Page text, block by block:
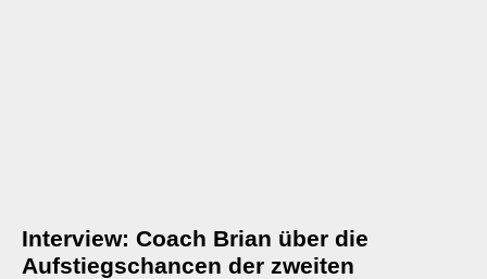
Interview: Coach Brian über die
Aufstiegschancen der zweiten